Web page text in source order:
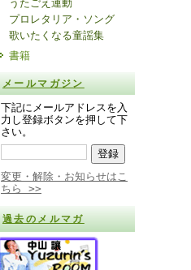
うたごえ運動
プロレタリア・ソング
歌いたくなる童謡集
書籍
メールマガジン
下記にメールアドレスを入
力し登録ボタンを押して下
さい。
変更・解除・お知らせはこ
ちら >>
過去のメルマガ